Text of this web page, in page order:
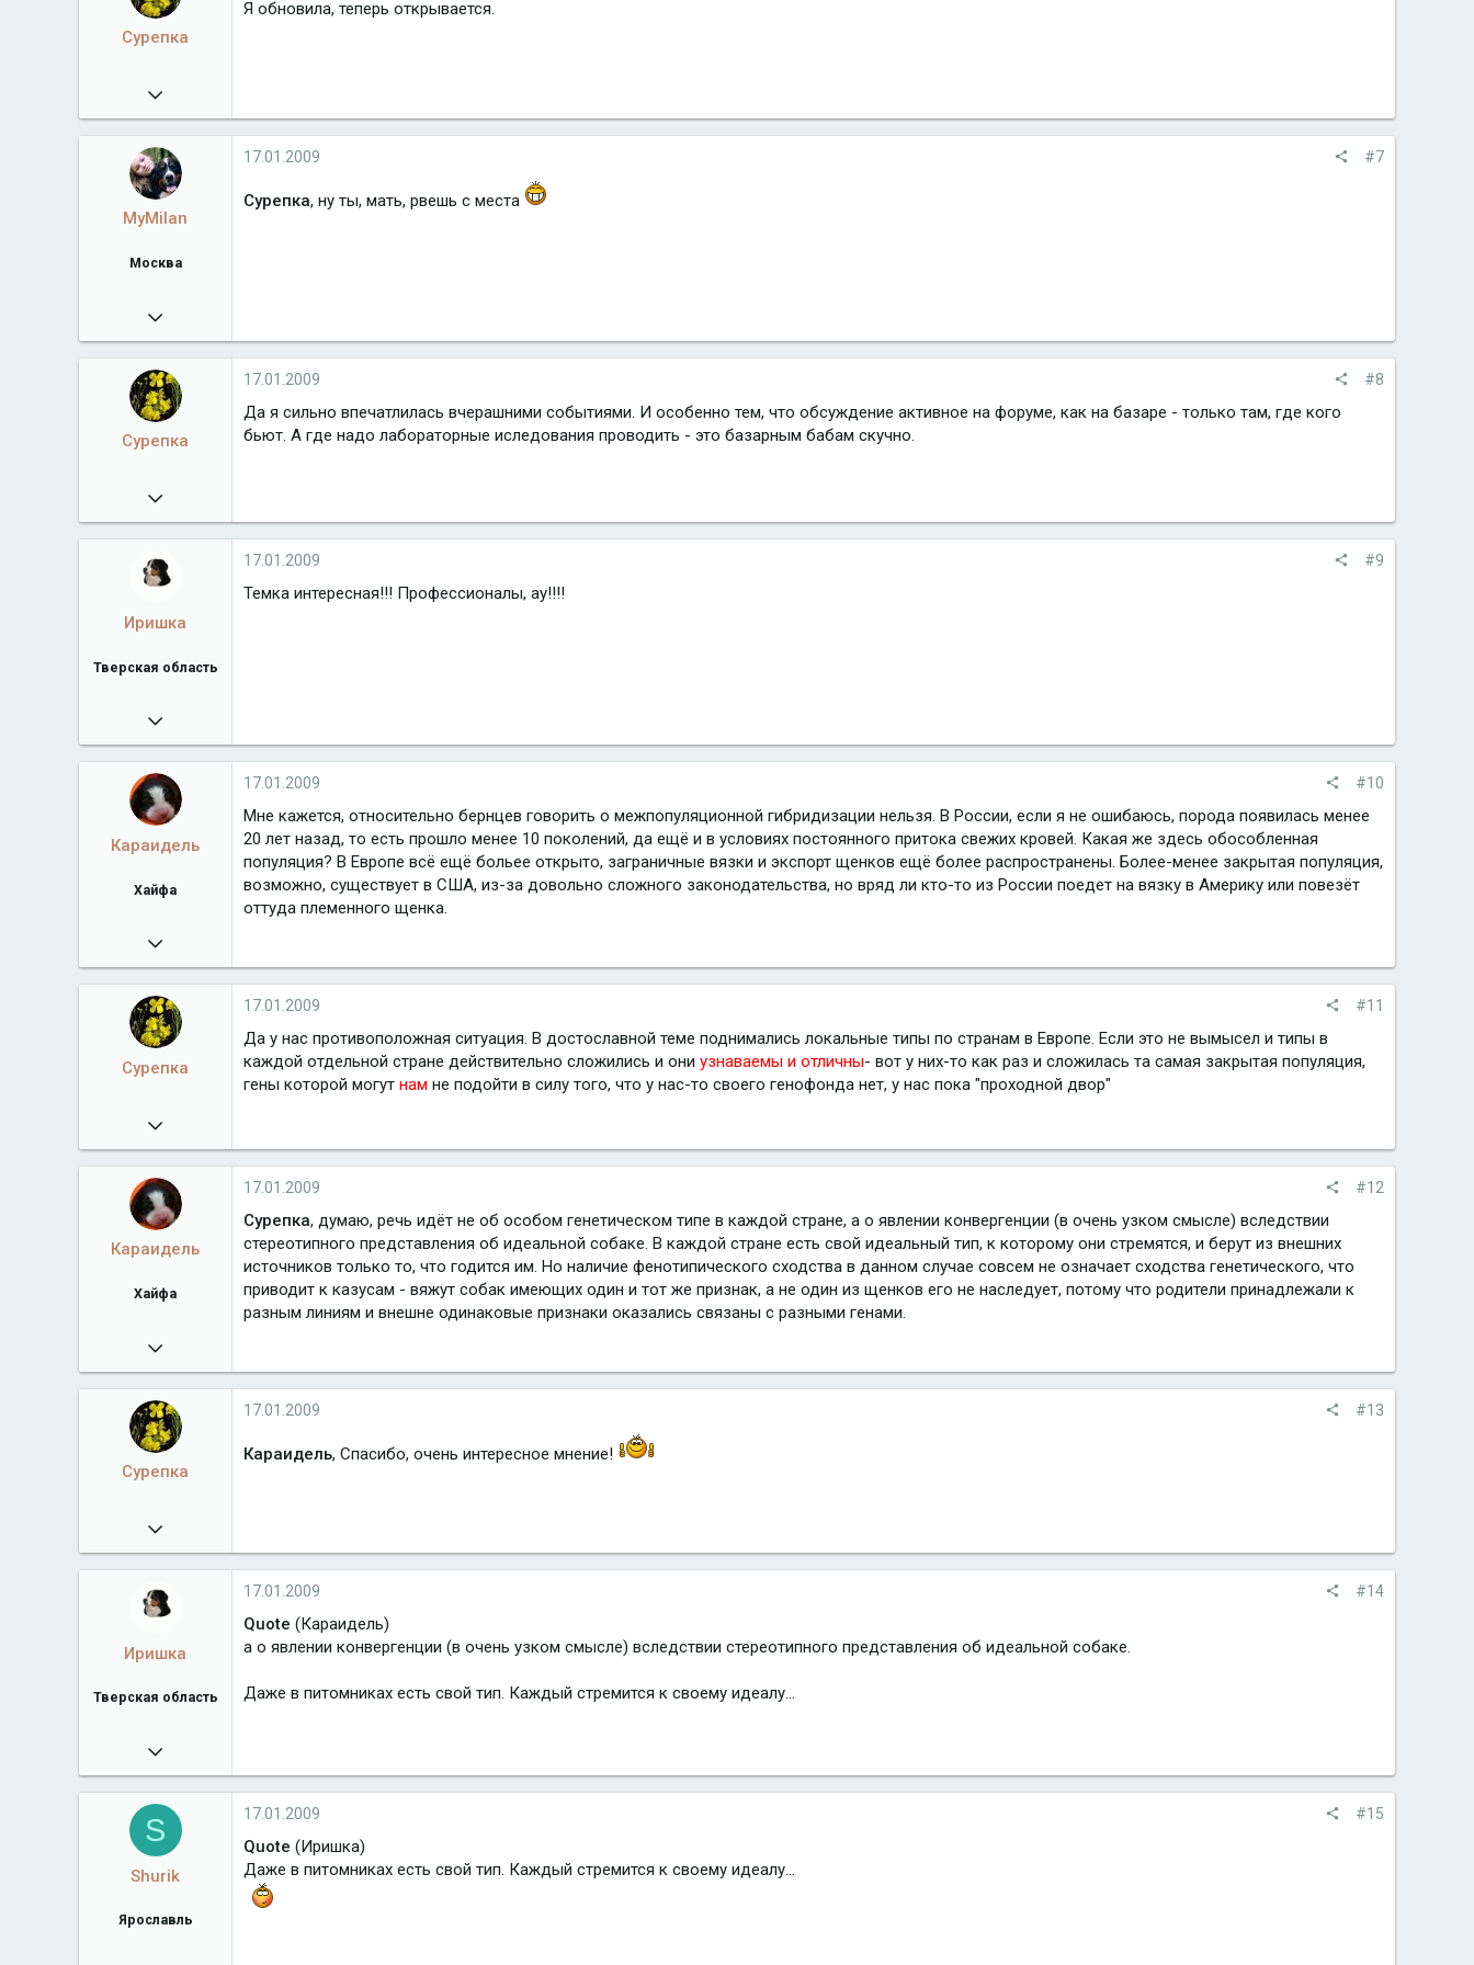
Сурепка
09.02.2008
7 606
Я обновила, теперь открывается.
MyMilan
Москва
01.12.2007
5 378
bernclub.ru
Город
Москва
17.01.2009 #7
Сурепка, ну ты, мать, рвешь с места
Сурепка
09.02.2008
7 606
17.01.2009 #8
Да я сильно впечатлилась вчерашними событиями. И особенно тем, что обсуждение активное на форуме, как на базаре - только там, где кого
бьют. А где надо лабораторные иследования проводить - это базарным бабам скучно.
Иришка
Тверская область
04.12.2007
12 147
Город
17.01.2009 #9
Темка интересная!!! Профессионалы, ау!!!!
Караидель
Хайфа
09.08.2008
3 233
Хайфа
17.01.2009 #10
Мне кажется, относительно бернцев говорить о межпопуляционной гибридизации нельзя. В России, если я не ошибаюсь, порода появилась менее
20 лет назад, то есть прошло менее 10 поколений, да ещё и в условиях постоянного притока свежих кровей. Какая же здесь обособленная
популяция? В Европе всё ещё больее открыто, заграничные вязки и экспорт щенков ещё более распространены. Более-менее закрытая популяция,
возможно, существует в США, из-за довольно сложного законодательства, но вряд ли кто-то из России поедет на вязку в Америку или повезёт
оттуда племенного щенка.
Сурепка
09.02.2008
7 606
17.01.2009 #11
Да у нас противоположная ситуация. В достославной теме поднимались локальные типы по странам в Европе. Если это не вымысел и типы в
каждой отдельной стране действительно сложились и они узнаваемы и отличны- вот у них-то как раз и сложилась та самая закрытая популяция,
гены которой могут нам не подойти в силу того, что у нас-то своего генофонда нет, у нас пока "проходной двор"
Караидель
Хайфа
09.08.2008
3 233
Хайфа
17.01.2009 #12
Сурепка, думаю, речь идёт не об особом генетическом типе в каждой стране, а о явлении конвергенции (в очень узком смысле) вследствии
стереотипного представления об идеальной собаке. В каждой стране есть свой идеальный тип, к которому они стремятся, и берут из внешних
источников только то, что годится им. Но наличие фенотипического сходства в данном случае совсем не означает сходства генетического, что
приводит к казусам - вяжут собак имеющих один и тот же признак, а не один из щенков его не наследует, потому что родители принадлежали к
разным линиям и внешне одинаковые признаки оказались связаны с разными генами.
Сурепка
09.02.2008
7 606
17.01.2009 #13
Караидель, Спасибо, очень интересное мнение!
Иришка
Тверская область
04.12.2007
12 147
Город
17.01.2009 #14
Quote (Караидель)
а о явлении конвергенции (в очень узком смысле) вследствии стереотипного представления об идеальной собаке.
Даже в питомниках есть свой тип. Каждый стремится к своему идеалу...
S
Shurik
Ярославль
17.01.2009 #15
Quote (Иришка)
Даже в питомниках есть свой тип. Каждый стремится к своему идеалу...